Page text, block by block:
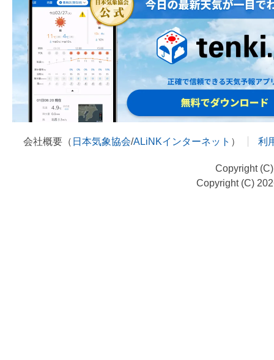
会社概要（ 日本気象協会/ALiNKインターネット ） 利
Copyright
Copyright (C)